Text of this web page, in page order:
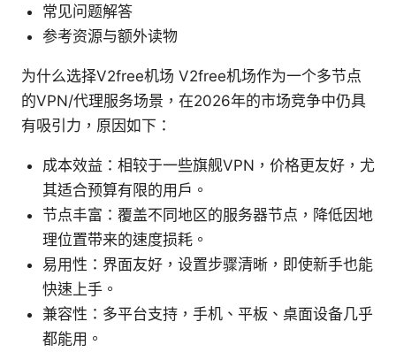
常见问题解答
参考资源与额外读物
为什么选择V2free机场 V2free机场作为一个多节点
的VPN/代理服务场景，在2026年的市场竞争中仍具
有吸引力，原因如下：
成本效益：相较于一些旗舰VPN，价格更友好，尤
其适合预算有限的用户。
节点丰富：覆盖不同地区的服务器节点，降低因地
理位置带来的速度损耗。
易用性：界面友好，设置步骤清晰，即使新手也能
快速上手。
兼容性：多平台支持，手机、平板、桌面设备几乎
都能用。